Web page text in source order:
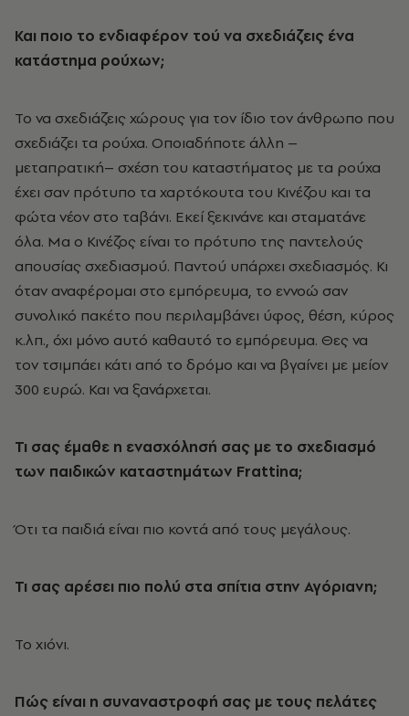
Και ποιο το ενδιαφέρον τού να σχεδιάζεις ένα
κατάστημα ρούχων;
Το να σχεδιάζεις χώρους για τον ίδιο τον άνθρωπο που
σχεδιάζει τα ρούχα. Οποιαδήποτε άλλη –
μεταπρατική– σχέση του καταστήματος με τα ρούχα
έχει σαν πρότυπο τα χαρτόκουτα του Κινέζου και τα
φώτα νέον στο ταβάνι. Εκεί ξεκινάνε και σταματάνε
όλα. Μα ο Κινέζος είναι το πρότυπο της παντελούς
απουσίας σχεδιασμού. Παντού υπάρχει σχεδιασμός. Κι
όταν αναφέρομαι στο εμπόρευμα, το εννοώ σαν
συνολικό πακέτο που περιλαμβάνει ύφος, θέση, κύρος
κ.λπ., όχι μόνο αυτό καθαυτό το εμπόρευμα. Θες να
τον τσιμπάει κάτι από το δρόμο και να βγαίνει με μείον
300 ευρώ. Και να ξανάρχεται.
Τι σας έμαθε η ενασχόλησή σας με το σχεδιασμό
των παιδικών καταστημάτων Frattina;
Ότι τα παιδιά είναι πιο κοντά από τους μεγάλους.
Τι σας αρέσει πιο πολύ στα σπίτια στην Αγόριανη;
Το χιόνι.
Πώς είναι η συναναστροφή σας με τους πελάτες